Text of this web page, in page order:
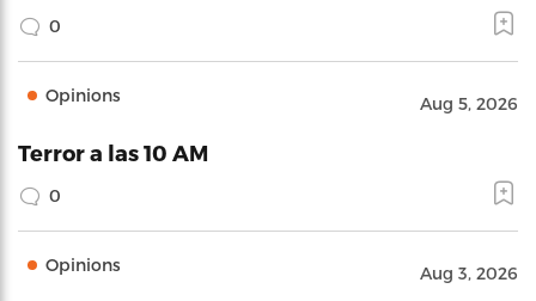
0
Opinions Aug 5, 2026
Terror a las 10 AM
0
Opinions Aug 3, 2026